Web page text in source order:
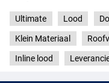
Ultimate Lood
Klein Materiaal
Inline lood